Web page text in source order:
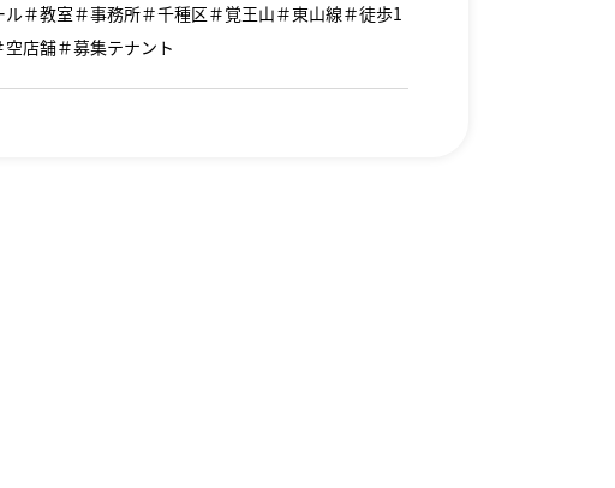
＃教室＃事務所＃千種区＃覚王山＃東山線＃徒歩1
店舗＃募集テナント